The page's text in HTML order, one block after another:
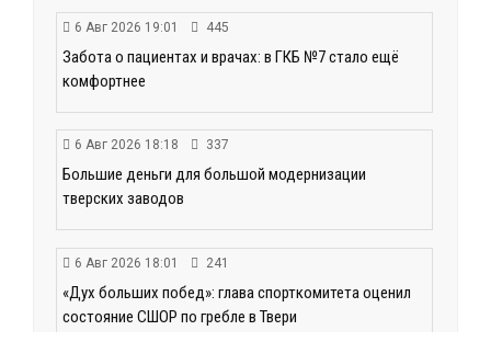
6 Авг 2026 19:01 445
Забота о пациентах и врачах: в ГКБ №7 стало ещё
комфортнее
6 Авг 2026 18:18 337
Большие деньги для большой модернизации
тверских заводов
6 Авг 2026 18:01 241
«Дух больших побед»: глава спорткомитета оценил
состояние СШОР по гребле в Твери